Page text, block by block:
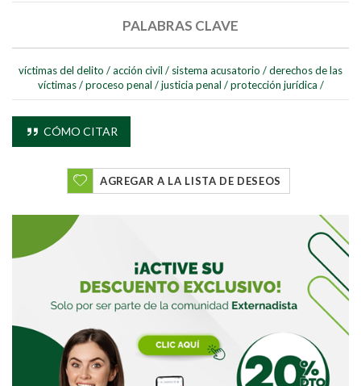
Buscar
PALABRAS CLAVE
víctimas del delito /acción civil / sistema acusatorio /derechos de las
víctimas / proceso penal / justicia penal / protección jurídica /
CÓMO CITAR
AGREGAR A LA LISTA DE DESEOS